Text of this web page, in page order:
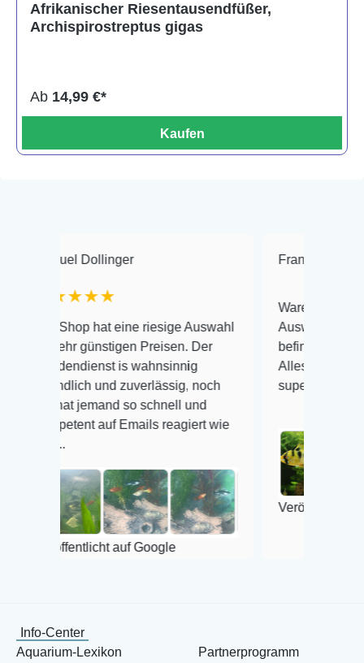
Afrikanischer Riesentausendfüßer,
Archispirostreptus gigas
Ab 14,99 €*
Kaufen
hat eine riesige Auswahl
Preisen. Der
is wahnsinnig
und zuverlässig, noch
so schnell und
auf Emails reagiert wie
auf Google
Frank Hackmayer
Warenanlieferung Top und
Auswahl plus
befinden der Fische
Alles ist quick lebendig und
super Zustand. Gerne
Veröffentlicht auf Google
Info-Center
Aquarium-Lexikon
Partnerprogramm